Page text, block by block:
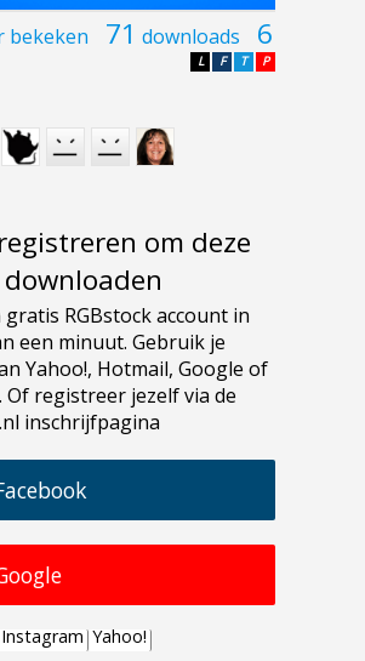
bekeken 71 downloads 6
P
T
F
L
om deze